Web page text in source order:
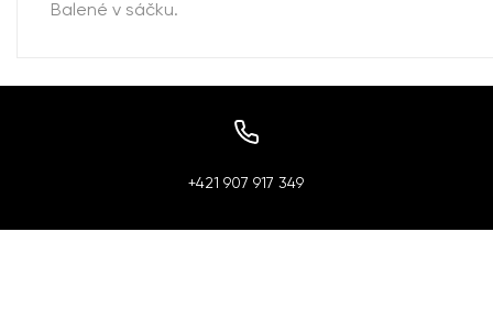
Balené v sáčku.
+421 907 917 349